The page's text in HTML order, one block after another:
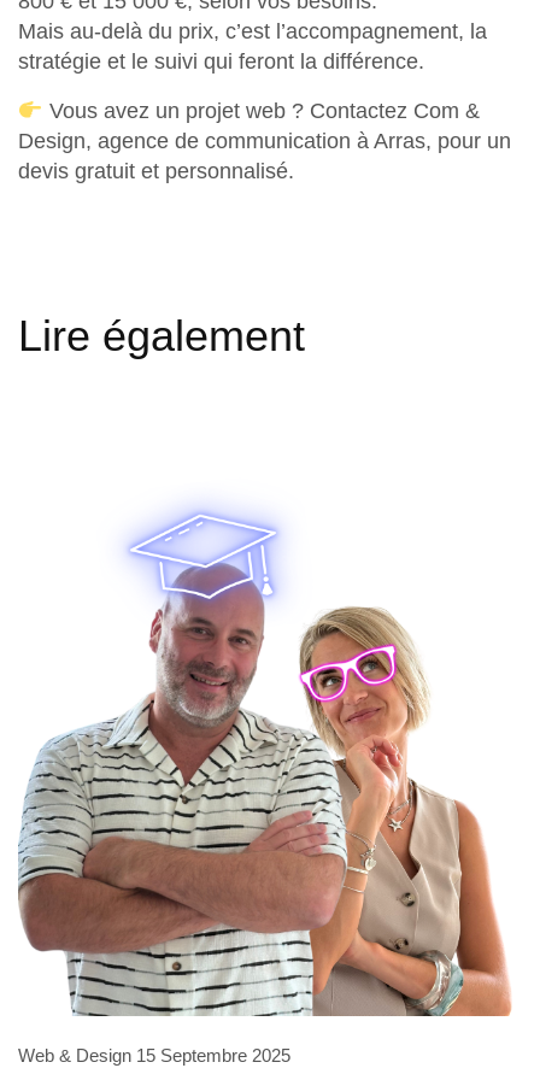
Mais au-delà du prix, c’est l’accompagnement, la
stratégie et le suivi qui feront la différence.
Vous avez un projet web ? Contactez Com &
Design, agence de communication à Arras, pour un
devis gratuit et personnalisé.
Lire également
Web & Design 15 Septembre 2025